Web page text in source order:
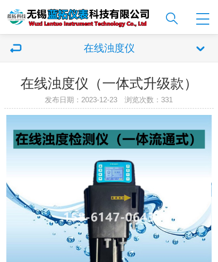
在线浊度仪
在线浊度仪（一体式升级款）
发布日期：2023-12-23 浏览次数：331